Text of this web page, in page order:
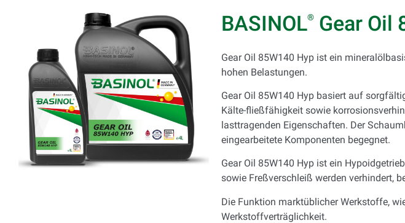
BASINOL® Gear Oil
Gear Oil 85W140 Hyp ist ein
hohen Belastungen.
Gear Oil 85W140 Hyp basiert auf
Kälte-fließfähigkeit sowie
lasttragenden Eigenschaften. Der
eingearbeitete Komponenten begegnet.
Gear Oil 85W140 Hyp ist ein
sowie Freßverschleiß werden verhindert,
Die Funktion marktüblicher Werkstoffe,
Werkstoffverträglichkeit.